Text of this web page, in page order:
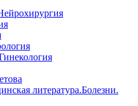
литература.Болезни.